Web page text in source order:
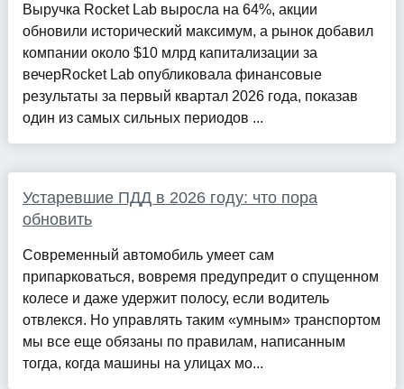
Выручка Rocket Lab выросла на 64%, акции
обновили исторический максимум, а рынок добавил
компании около $10 млрд капитализации за
вечерRocket Lab опубликовала финансовые
результаты за первый квартал 2026 года, показав
один из самых сильных периодов ...
Устаревшие ПДД в 2026 году: что пора
обновить
Современный автомобиль умеет сам
припарковаться, вовремя предупредит о спущенном
колесе и даже удержит полосу, если водитель
отвлекся. Но управлять таким «умным» транспортом
мы все еще обязаны по правилам, написанным
тогда, когда машины на улицах мо...